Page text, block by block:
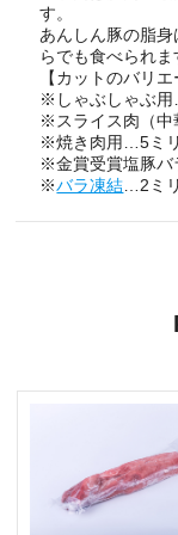
す。
あんしん豚の脂身
らでも食べられま
【カットのバリエ
※しゃぶしゃぶ
※スライス肉（
※焼き肉用…5ミ
※金賞受賞塩豚
※バラ凍結…2ミ